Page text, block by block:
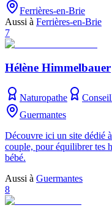
Ferrières-en-Brie
Aussi à Ferrières-en-Brie
7
Hélène Himmelbauer
Naturopathe
Guermantes
Découvre ici un site dédié
couple, pour équilibrer tes
bébé.
Aussi à Guermantes
8